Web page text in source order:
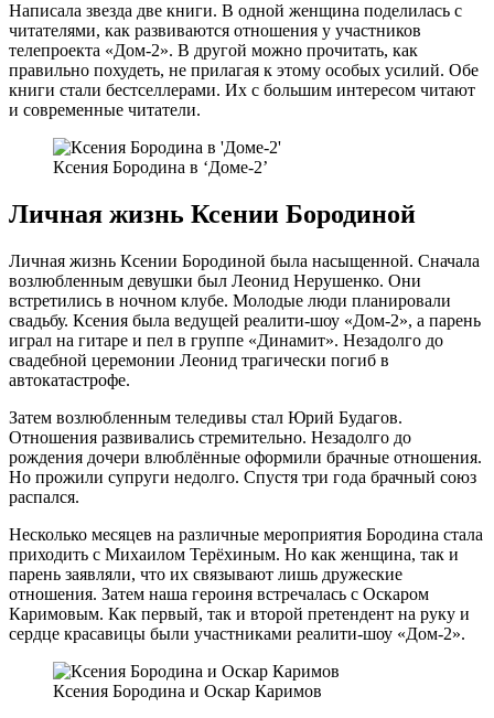
Написала звезда две книги. В одной женщина поделилась с
читателями, как развиваются отношения у участников
телепроекта «Дом-2». В другой можно прочитать, как
правильно похудеть, не прилагая к этому особых усилий. Обе
книги стали бестселлерами. Их с большим интересом читают
и современные читатели.
Ксения Бородина в ‘Доме-2’
Личная жизнь Ксении Бородиной
Личная жизнь Ксении Бородиной была насыщенной. Сначала
возлюбленным девушки был Леонид Нерушенко. Они
встретились в ночном клубе. Молодые люди планировали
свадьбу. Ксения была ведущей реалити-шоу «Дом-2», а парень
играл на гитаре и пел в группе «Динамит». Незадолго до
свадебной церемонии Леонид трагически погиб в
автокатастрофе.
Затем возлюбленным теледивы стал Юрий Будагов.
Отношения развивались стремительно. Незадолго до
рождения дочери влюблённые оформили брачные отношения.
Но прожили супруги недолго. Спустя три года брачный союз
распался.
Несколько месяцев на различные мероприятия Бородина стала
приходить с Михаилом Терёхиным. Но как женщина, так и
парень заявляли, что их связывают лишь дружеские
отношения. Затем наша героиня встречалась с Оскаром
Каримовым. Как первый, так и второй претендент на руку и
сердце красавицы были участниками реалити-шоу «Дом-2».
Ксения Бородина и Оскар Каримов